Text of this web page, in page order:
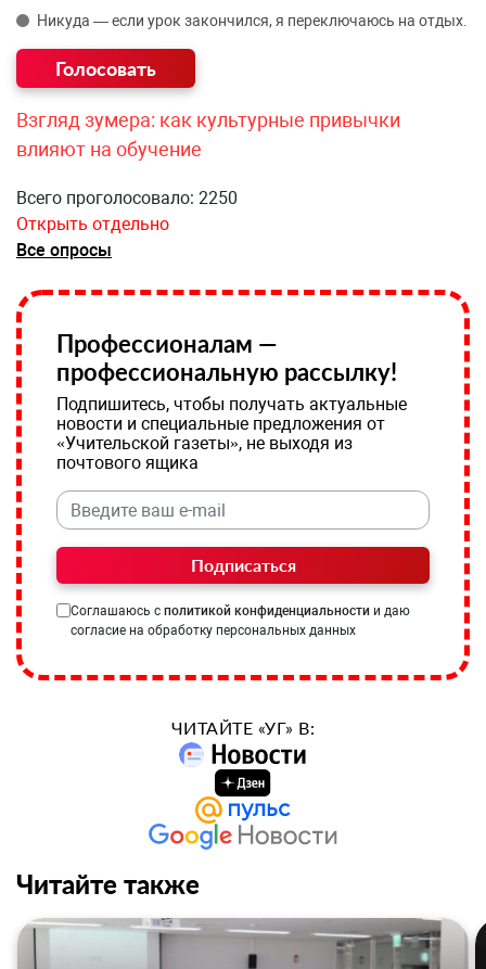
Никуда — если урок закончился, я переключаюсь на отдых.
Взгляд зумера: как культурные привычки
влияют на обучение
Всего проголосовало: 2250
Открыть отдельно
Все опросы
Профессионалам —
профессиональную рассылку!
Подпишитесь, чтобы получать актуальные
новости и специальные предложения от
«Учительской газеты», не выходя из
почтового ящика
Подписаться
Соглашаюсь с политикой конфиденциальности и даю
согласие на обработку персональных данных
ЧИТАЙТЕ «УГ» В:
Читайте также